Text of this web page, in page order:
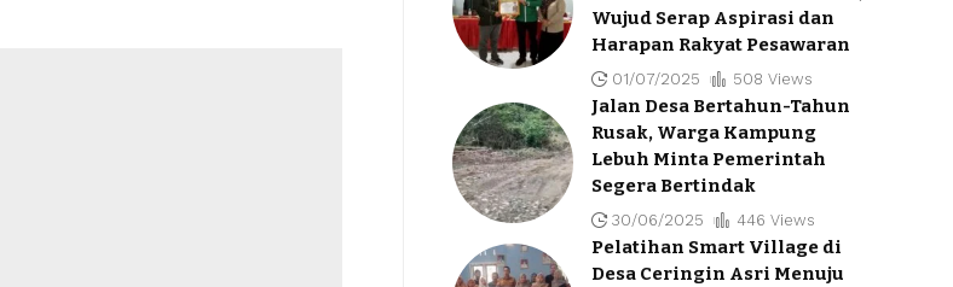
Wujud Serap Aspirasi dan
Harapan Rakyat Pesawaran
01/07/2025 508 Views
Jalan Desa Bertahun-Tahun
Rusak, Warga Kampung
Lebuh Minta Pemerintah
Segera Bertindak
30/06/2025 446 Views
Pelatihan Smart Village di
Desa Ceringin Asri Menuju